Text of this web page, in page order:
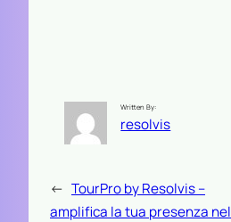
Written By:
resolvis
← TourPro by Resolvis –
amplifica la tua presenza nel